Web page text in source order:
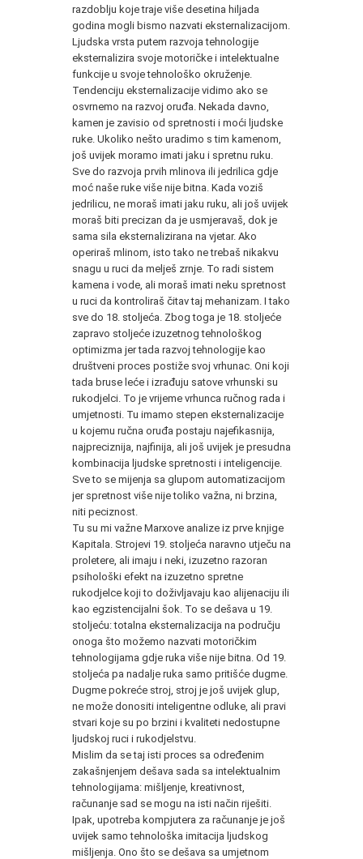
razdoblju koje traje više desetina hiljada
godina mogli bismo nazvati eksternalizacijom.
Ljudska vrsta putem razvoja tehnologije
eksternalizira svoje motoričke i intelektualne
funkcije u svoje tehnološko okruženje.
Tendenciju eksternalizacije vidimo ako se
osvrnemo na razvoj oruđa. Nekada davno,
kamen je zavisio od spretnosti i moći ljudske
ruke. Ukoliko nešto uradimo s tim kamenom,
još uvijek moramo imati jaku i spretnu ruku.
Sve do razvoja prvih mlinova ili jedrilica gdje
moć naše ruke više nije bitna. Kada voziš
jedrilicu, ne moraš imati jaku ruku, ali još uvijek
moraš biti precizan da je usmjeravaš, dok je
sama sila eksternalizirana na vjetar. Ako
operiraš mlinom, isto tako ne trebaš nikakvu
snagu u ruci da melješ zrnje. To radi sistem
kamena i vode, ali moraš imati neku spretnost
u ruci da kontroliraš čitav taj mehanizam. I tako
sve do 18. stoljeća. Zbog toga je 18. stoljeće
zapravo stoljeće izuzetnog tehnološkog
optimizma jer tada razvoj tehnologije kao
društveni proces postiže svoj vrhunac. Oni koji
tada bruse leće i izrađuju satove vrhunski su
rukodjelci. To je vrijeme vrhunca ručnog rada i
umjetnosti. Tu imamo stepen eksternalizacije
u kojemu ručna oruđa postaju najefikasnija,
najpreciznija, najfinija, ali još uvijek je presudna
kombinacija ljudske spretnosti i inteligencije.
Sve to se mijenja sa glupom automatizacijom
jer spretnost više nije toliko važna, ni brzina,
niti peciznost.
Tu su mi važne Marxove analize iz prve knjige
Kapitala. Strojevi 19. stoljeća naravno utječu na
proletere, ali imaju i neki, izuzetno razoran
psihološki efekt na izuzetno spretne
rukodjelce koji to doživljavaju kao alijenaciju ili
kao egzistencijalni šok. To se dešava u 19.
stoljeću: totalna eksternalizacija na području
onoga što možemo nazvati motoričkim
tehnologijama gdje ruka više nije bitna. Od 19.
stoljeća pa nadalje ruka samo pritišće dugme.
Dugme pokreće stroj, stroj je još uvijek glup,
ne može donositi inteligentne odluke, ali pravi
stvari koje su po brzini i kvaliteti nedostupne
ljudskoj ruci i rukodjelstvu.
Mislim da se taj isti proces sa određenim
zakašnjenjem dešava sada sa intelektualnim
tehnologijama: mišljenje, kreativnost,
računanje sad se mogu na isti način riješiti.
Ipak, upotreba kompjutera za računanje je još
uvijek samo tehnološka imitacija ljudskog
mišljenja. Ono što se dešava sa umjetnom